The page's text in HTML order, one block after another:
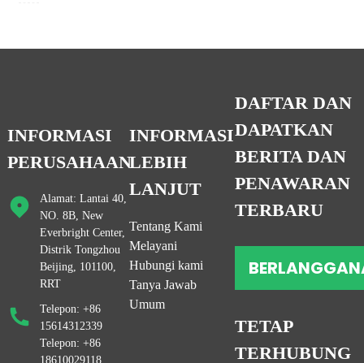
INFORMASI
PERUSAHAAN
Alamat: Lantai 40,
NO. 8B, New
Everbright Center,
Distrik Tongzhou
Beijing, 101100,
RRT
Telepon: +86
15614312339
Telepon: +86
18610029118
INFORMASI
LEBIH
LANJUT
Tentang Kami
Melayani
Hubungi kami
Tanya Jawab
Umum
DAFTAR DAN
DAPATKAN
BERITA DAN
PENAWARAN
TERBARU
TETAP
TERHUBUNG